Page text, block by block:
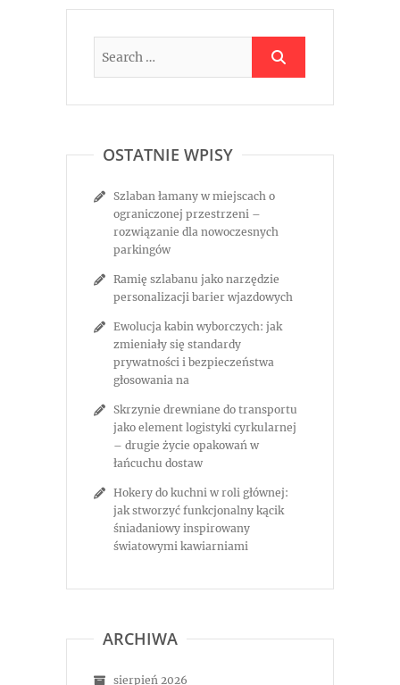
OSTATNIE WPISY
Szlaban łamany w miejscach o
ograniczonej przestrzeni –
rozwiązanie dla nowoczesnych
parkingów
Ramię szlabanu jako narzędzie
personalizacji barier wjazdowych
Ewolucja kabin wyborczych: jak
zmieniały się standardy
prywatności i bezpieczeństwa
głosowania na
Skrzynie drewniane do transportu
jako element logistyki cyrkularnej
– drugie życie opakowań w
łańcuchu dostaw
Hokery do kuchni w roli głównej:
jak stworzyć funkcjonalny kącik
śniadaniowy inspirowany
światowymi kawiarniami
ARCHIWA
sierpień 2026